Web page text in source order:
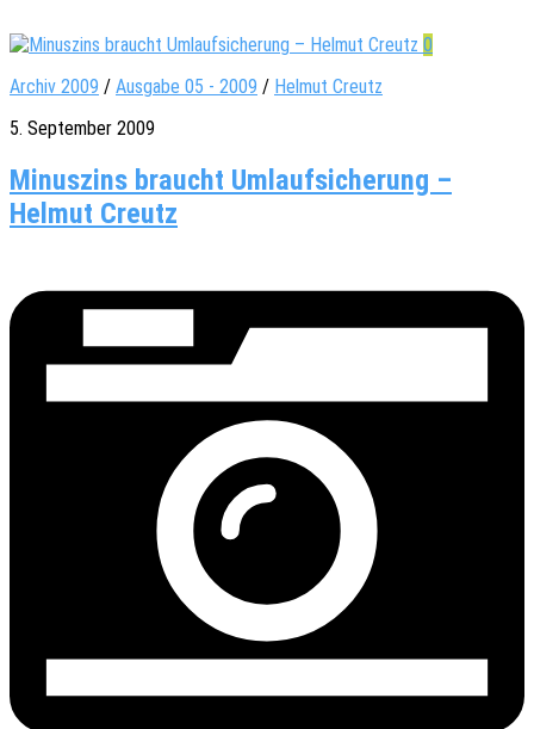
0
Archiv 2009 / Ausgabe 05 - 2009 / Helmut Creutz
5. September 2009
Minuszins braucht Umlaufsicherung –
Helmut Creutz